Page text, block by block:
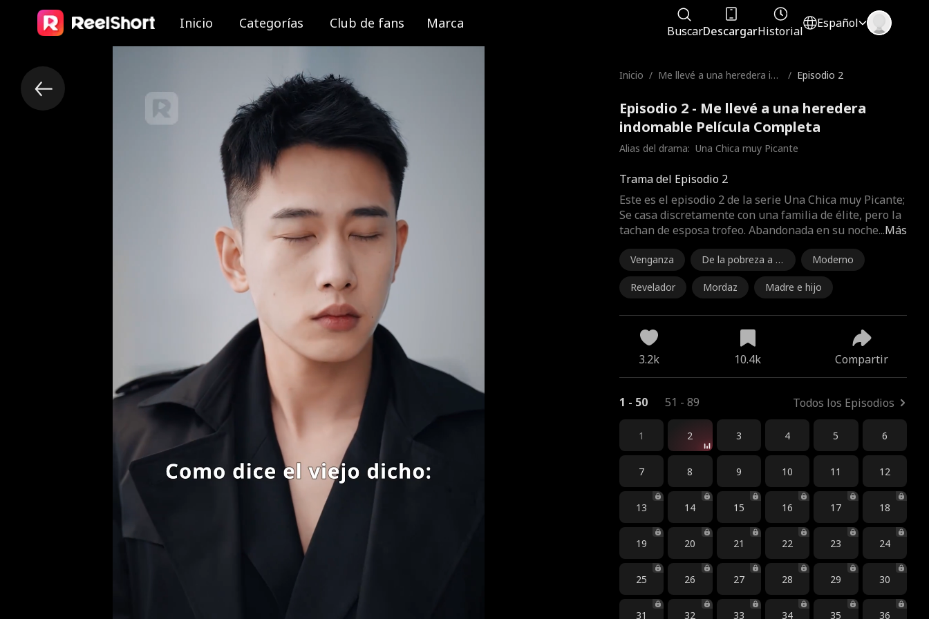
Inicio Categorías Club de fans Marca BuscarDescargarHistorial
Español
Inicio / Me llevé a una heredera ind
/ Episodio 2
Episodio 2 - Me llevé a una heredera
indomable Película Completa
Alias del drama: Una Chica muy Picante
Trama del Episodio 2
Más
Este es el episodio 2 de la serie Una Chica muy Picante;
Se casa discretamente con una familia de élite, pero la
tachan de esposa trofeo. Abandonada en su noche...
Venganza
De la pobreza a la
riqueza
Moderno
Revelador Mordaz Madre e hijo
3.2k 10.4k Compartir
1 - 50 51 - 89 Todos los Episodios
1 2 3 4 5 6
7 8 9 10 11 12
13 14 15 16 17 18
19 20 21 22 23 24
25 26 27 28 29 30
31 32 33 34 35 36